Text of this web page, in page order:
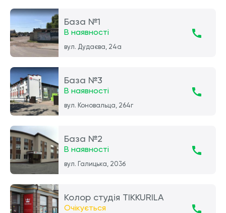
База №1
В наявності
вул. Дудаєва, 24а
База №3
В наявності
вул. Коновальца, 264г
База №2
В наявності
вул. Галицька, 203б
Колор студія TIKKURILA
Очікується